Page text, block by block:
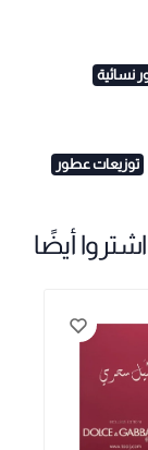
نسائية
توزيعات عطور
أيضًا